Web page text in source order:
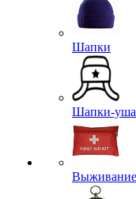
Шапки
Шапки-
Выживание